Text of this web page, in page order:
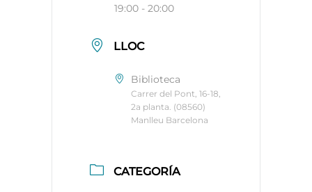
19:00 - 20:00
LLOC
Biblioteca
Carrer del Pont, 16-18,
2a planta. (08560)
Manlleu Barcelona
CATEGORÍA